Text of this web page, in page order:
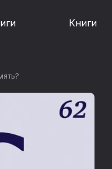
Книги